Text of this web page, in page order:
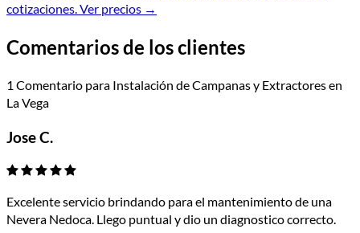
cotizaciones.Ver precios →
Comentarios de los clientes
1 Comentario para Instalación de Campanas y Extractores en
La Vega
Jose C.
Excelente servicio brindando para el mantenimiento de una
Nevera Nedoca. Llego puntual y dio un diagnostico correcto.